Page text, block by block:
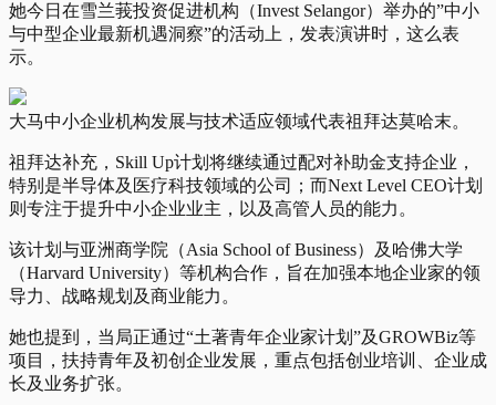
她今日在雪兰莪投资促进机构 （Invest Selangor）举办的”中小
与中型企业最新机遇洞察”的活动上，发表演讲时，这么表
示。
大马中小企业机构发展与技术适应领域代表祖拜达莫哈末。
祖拜达补充，Skill Up计划将继续通过配对补助金支持企业，
特别是半导体及医疗科技领域的公司；而Next Level CEO计划
则专注于提升中小企业业主，以及高管人员的能力。
该计划与亚洲商学院（Asia School of Business）及哈佛大学
（Harvard University）等机构合作，旨在加强本地企业家的领
导力、战略规划及商业能力。
她也提到，当局正通过“土著青年企业家计划”及GROWBiz等
项目，扶持青年及初创企业发展，重点包括创业培训、企业成
长及业务扩张。